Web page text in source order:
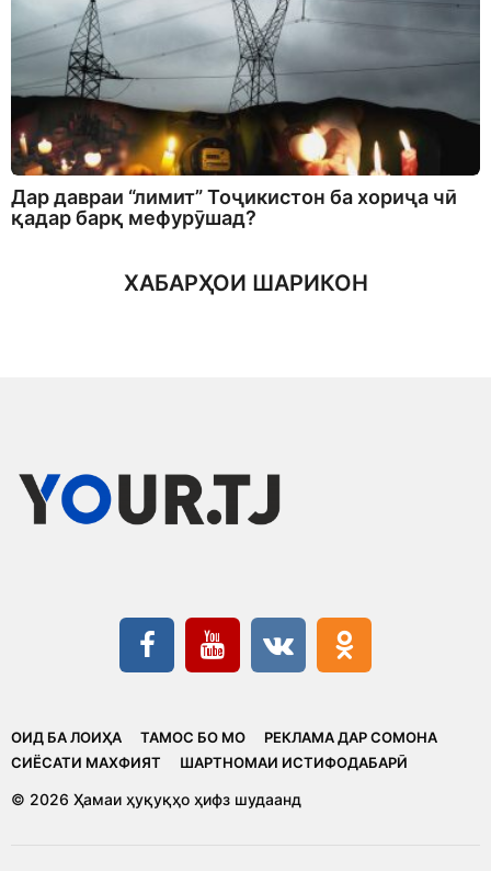
Дар давраи “лимит” Тоҷикистон ба хориҷа чӣ
қадар барқ мефурӯшад?
ХАБАРҲОИ ШАРИКОН
ОИД БА ЛОИҲА ТАМОС БО МО
РЕКЛАМА ДАР СОМОНА
CИЁСАТИ МАХФИЯТ
ШАРТНОМАИ ИСТИФОДАБАРӢ
© 2026 Ҳамаи ҳуқуқҳо ҳифз шудаанд